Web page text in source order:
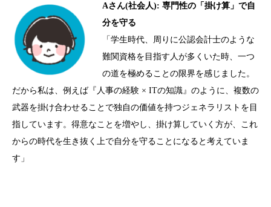
Aさん(社会人): 専門性の「掛け算」で自
分を守る
「学生時代、周りに公認会計士のような
難関資格を目指す人が多くいた時、一つ
の道を極めることの限界を感じました。
だから私は、例えば『人事の経験 × ITの知識』のように、複数の
武器を掛け合わせることで独自の価値を持つジェネラリストを目
指しています。得意なことを増やし、掛け算していく方が、これ
からの時代を生き抜く上で自分を守ることになると考えていま
す」